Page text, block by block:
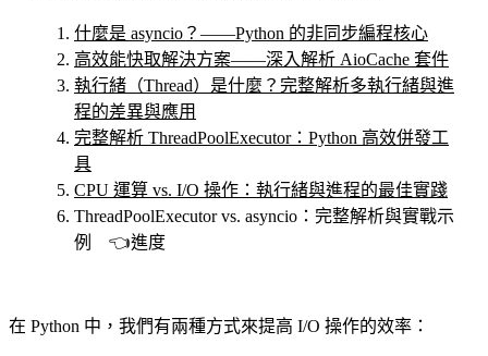
什麼是 asyncio？——Python 的非同步編程核心
高效能快取解決方案——深入解析 AioCache 套件
執行緒（Thread）是什麼？完整解析多執行緒與進
程的差異與應用
完整解析 ThreadPoolExecutor：Python 高效併發工
具
CPU 運算 vs. I/O 操作：執行緒與進程的最佳實踐
ThreadPoolExecutor vs. asyncio：完整解析與實戰示
例 👈進度
在 Python 中，我們有兩種方式來提高 I/O 操作的效率：